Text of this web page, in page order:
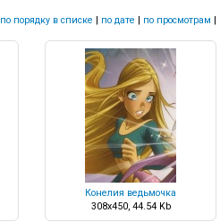
по порядку в списке | по дате | по просмотрам |
Конелия ведьмочка
308x450, 44.54 Kb